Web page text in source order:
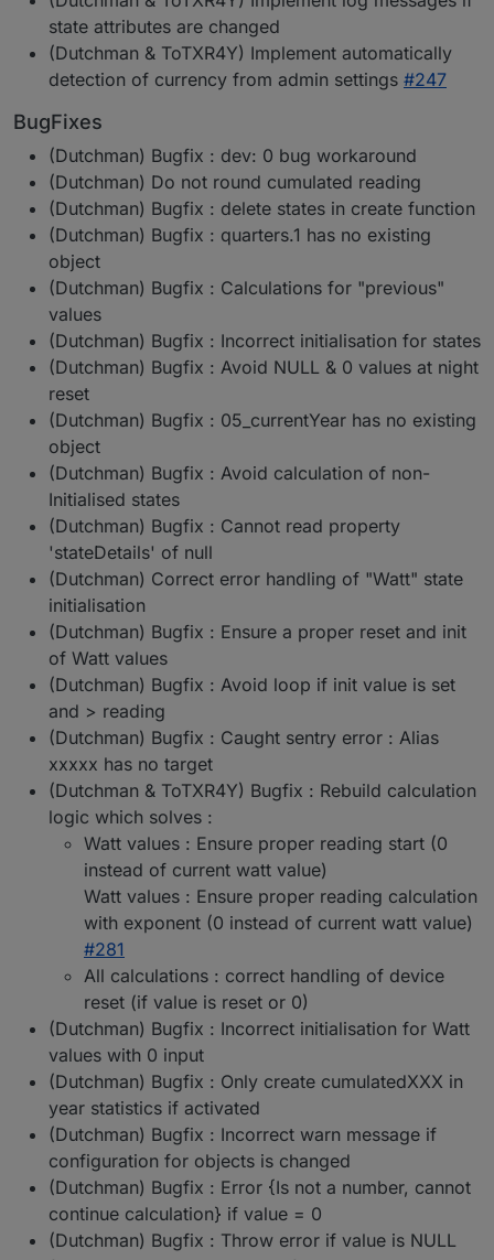
state attributes are changed
(Dutchman & ToTXR4Y) Implement automatically
detection of currency from admin settings #247
BugFixes
(Dutchman) Bugfix : dev: 0 bug workaround
(Dutchman) Do not round cumulated reading
(Dutchman) Bugfix : delete states in create function
(Dutchman) Bugfix : quarters.1 has no existing
object
(Dutchman) Bugfix : Calculations for "previous"
values
(Dutchman) Bugfix : Incorrect initialisation for states
(Dutchman) Bugfix : Avoid NULL & 0 values at night
reset
(Dutchman) Bugfix : 05_currentYear has no existing
object
(Dutchman) Bugfix : Avoid calculation of non-
Initialised states
(Dutchman) Bugfix : Cannot read property
'stateDetails' of null
(Dutchman) Correct error handling of "Watt" state
initialisation
(Dutchman) Bugfix : Ensure a proper reset and init
of Watt values
(Dutchman) Bugfix : Avoid loop if init value is set
and > reading
(Dutchman) Bugfix : Caught sentry error : Alias
xxxxx has no target
(Dutchman & ToTXR4Y) Bugfix : Rebuild calculation
logic which solves :
Watt values : Ensure proper reading start (0
instead of current watt value)
Watt values : Ensure proper reading calculation
with exponent (0 instead of current watt value)
#281
All calculations : correct handling of device
reset (if value is reset or 0)
(Dutchman) Bugfix : Incorrect initialisation for Watt
values with 0 input
(Dutchman) Bugfix : Only create cumulatedXXX in
year statistics if activated
(Dutchman) Bugfix : Incorrect warn message if
configuration for objects is changed
(Dutchman) Bugfix : Error {Is not a number, cannot
continue calculation} if value = 0
(Dutchman) Bugfix : Throw error if value is NULL